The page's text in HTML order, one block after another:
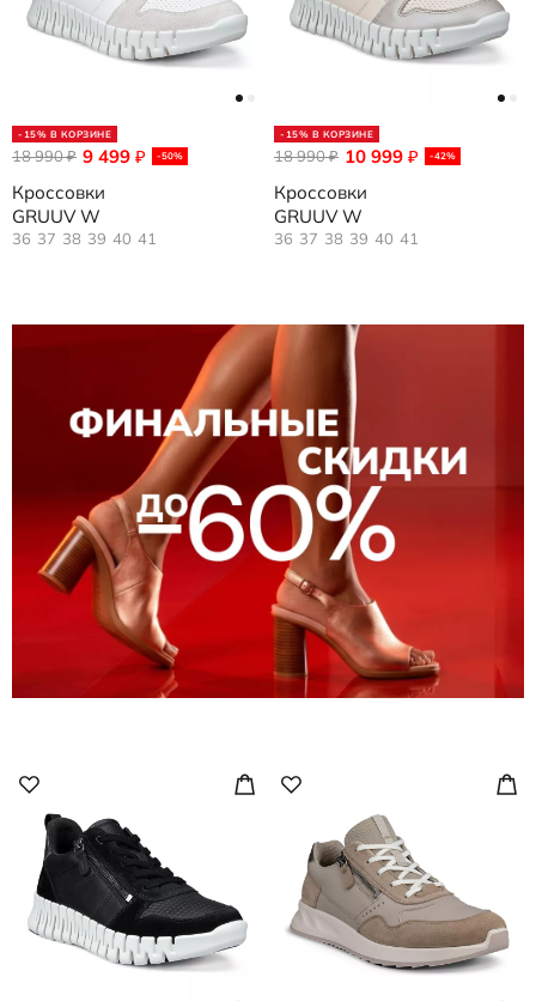
-15% В КОРЗИНЕ
9 499 ₽ -50%
18 990₽
Кроссовки
GRUUV W
36 37 38 39 40 41
-15% В КОРЗИНЕ
10 999 ₽ -42%
18 990₽
Кроссовки
GRUUV W
36 37 38 39 40 41